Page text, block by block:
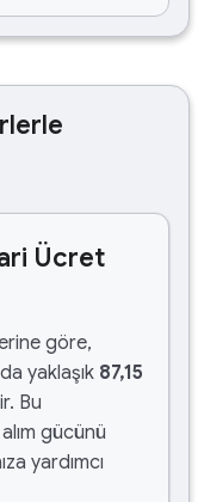
Ücret
göre,
yaklaşık 87,15
Bu
gücünü
yardımcı